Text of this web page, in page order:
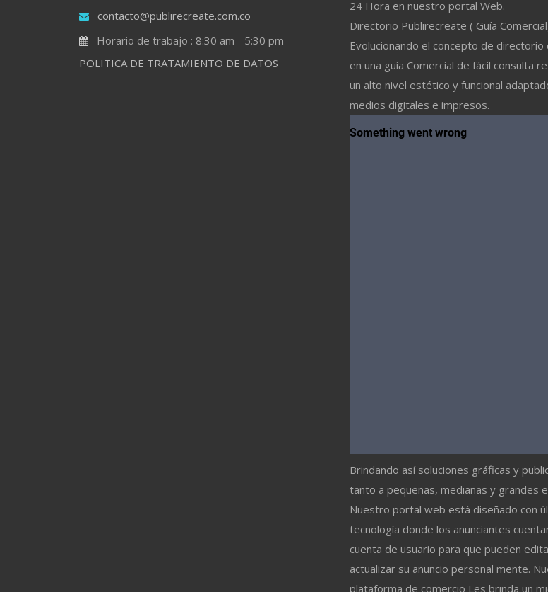
contacto@publirecreate.com.co
Horario de trabajo : 8:30 am - 5:30 pm
POLITICA DE TRATAMIENTO DE DATOS
24 Hora en nuestro portal Web.
Directorio Publirecreate ( Guía
Evolucionando el concepto de directorio
en una guía Comercial de fácil consulta
un alto nivel estético y funcional
medios digitales e impresos.
Brindando así soluciones gráficas y
tanto a pequeñas, medianas y grandes
Nuestro portal web está diseñado con
tecnología donde los anunciantes
cuenta de usuario para que pueden
actualizar su anuncio personal mente.
plataforma de comercio Les brinda un